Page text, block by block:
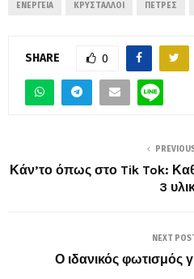
ΕΝΈΡΓΕΙΑ ΚΡΎΣΤΑΛΛΟΙ ΠΈΤΡΕΣ
SHARE 0
Κάν’το όπως στο Tik Tok:
3
NEXT
Ο ιδανικός φωτισμός